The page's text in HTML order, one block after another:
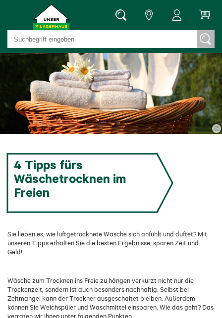
©
4 Tipps fürs
Wäschetrocknen im
Freien
Sie lieben es, wie luftgetrocknete Wäsche sich anfühlt und duftet? Mit
unseren Tipps erhalten Sie die besten Ergebnisse, sparen Zeit und
Geld!
Wäsche zum Trocknen ins Freie zu hängen verkürzt nicht nur die
Trockenzeit, sondern ist auch besonders nachhaltig. Selbst bei
Zeitmangel kann der Trockner ausgeschaltet bleiben. Außerdem
können Sie Weichspüler und Waschmittel einsparen. Wie das geht? Das
verraten wir Ihnen unter folgenden Punkten.